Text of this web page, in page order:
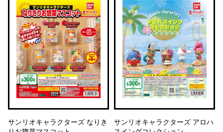
サンリオキャラクターズ なりき
サンリオキャラクターズ アロハ